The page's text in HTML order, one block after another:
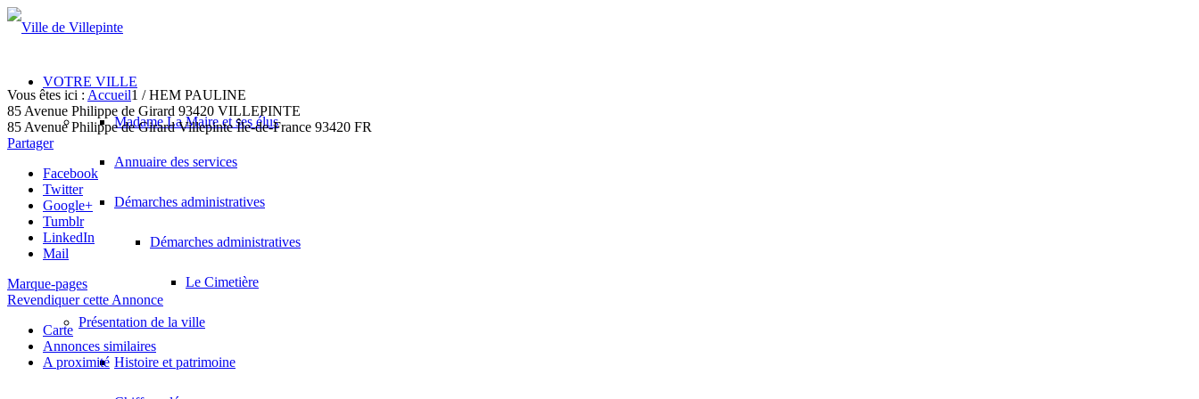
VOTRE VILLE
Madame La Maire et ses élus
Annuaire des services
Démarches administratives
Démarches administratives
Le Cimetière
Présentation de la ville
Histoire et patrimoine
Vous êtes ici : Accueil1 / HEM PAULINE
85 Avenue Philippe de Girard 93420 VILLEPINTE
85 Avenue Philippe de Girard Villepinte Île-de-France 93420 FR
Partager
Facebook
Twitter
Google+
Tumblr
LinkedIn
Mail
Marque-pages
Revendiquer cette Annonce
Carte
Annonces similaires
A proximité